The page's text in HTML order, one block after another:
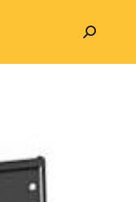
Search: